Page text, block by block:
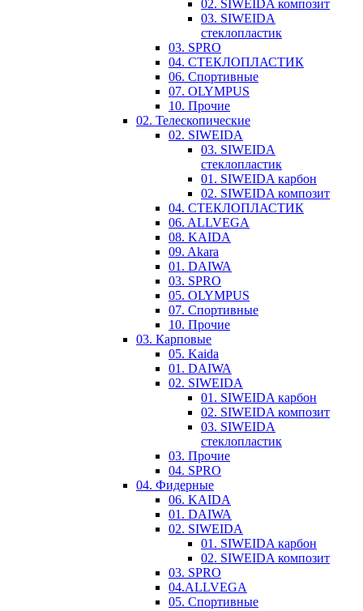
02. SIWEIDA композит
03. SIWEIDA
стеклопластик
03. SPRO
04. СТЕКЛОПЛАСТИК
06. Спортивные
07. OLYMPUS
10. Прочие
02. Телескопические
02. SIWEIDA
03. SIWEIDA
стеклопластик
01. SIWEIDA карбон
02. SIWEIDA композит
04. СТЕКЛОПЛАСТИК
06. ALLVEGA
08. KAIDA
09. Akara
01. DAIWA
03. SPRO
05. OLYMPUS
07. Спортивные
10. Прочие
03. Карповые
05. Kaida
01. DAIWA
02. SIWEIDA
01. SIWEIDA карбон
02. SIWEIDA композит
03. SIWEIDA
стеклопластик
03. Прочие
04. SPRO
04. Фидерные
06. KAIDA
01. DAIWA
02. SIWEIDA
01. SIWEIDA карбон
02. SIWEIDA композит
03. SPRO
04.ALLVEGA
05. Спортивные